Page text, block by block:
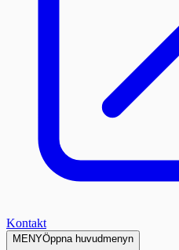
Kontakt
MENYÖppna huvudmenyn